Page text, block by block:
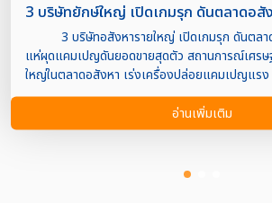
3 บริษัทยักษ์ใหญ่ เปิดเกมรุก ดันตลาดอสั
3 บริษัทอสังหารายใหญ่ เปิดเกมรุก ดันตลาด
แห่ผุดแคมเปญดันยอดขายสุดตัว สถานการณ์เศรษ
ใหญ่ในตลาดอสังหา เร่งเครื่องปล่อยแคมเปญแร
ดีมานด์ไตรมาส 3 ท่ามกลางภาวะเศรษฐกิจที่ยังไ
สุดตัว เมื่อวงการอสังหา ต้องสู้แบบไม่มีกั๊ก
เต็มไตรมาส 3 ดันตลาดกลับมาคึกคักในวันที่ผู้บริโภ
อสังหาริมทรัพย์ต้อง “เดินเกม” เพื่อดึงกำลังซื้อให้
อ่านเพิ่มเติม